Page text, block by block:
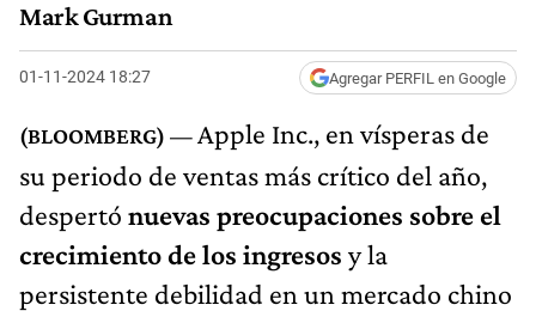
Mark Gurman
01-11-2024 18:27 Agregar PERFIL en Google
Apple Inc., en vísperas de
su periodo de ventas más crítico del año,
despertó nuevas preocupaciones sobre el
crecimiento de los ingresos y la
persistente debilidad en un mercado chino